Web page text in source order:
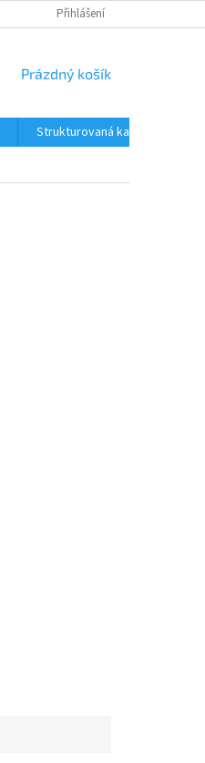
Přihlášení
NÁKUPNÍ
Prázdný košík
Strukturovaná kabeláž